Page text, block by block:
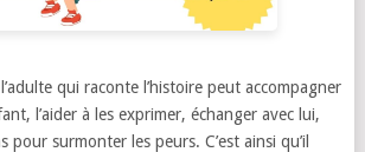
qui raconte l’histoire peut accompagner
l’aider à les exprimer, échanger avec lui,
pour surmonter les peurs. C’est ainsi qu’il